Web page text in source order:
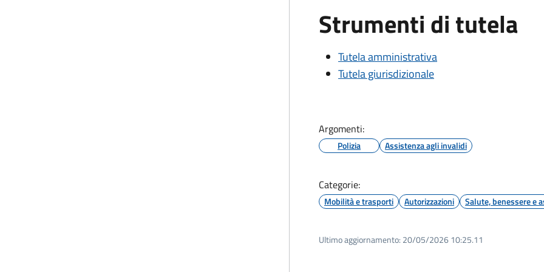
Strumenti di tutela
Tutela amministrativa
Tutela giurisdizionale
Argomenti:
Polizia Assistenza agli invalidi
Categorie:
Mobilità e trasporti Autorizzazioni Salute, benessere e
Ultimo aggiornamento: 20/05/2026 10:25.11